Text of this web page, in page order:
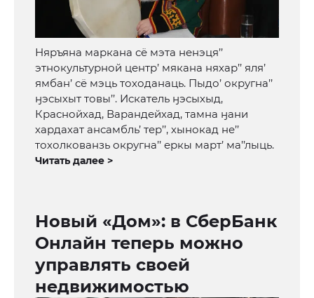
Няръяна маркана сё мэта ненэця’’
этнокультурной центр’ мякана няхар’’ яля’
ямбан’ сё мэць тоходанаць. Пыдо’ округна’’
ӈэсыхыт товы’’. Искатель ӈэсыхыд,
Краснойхад, Варандейхад, тамна ӈани
хардахат ансамбль’ тер’’, хынокад не’’
тохолкованзь округна’’ еркы март’ ма’’лыць.
Читать далее >
Новый «Дом»: в СберБанк
Онлайн теперь можно
управлять своей
недвижимостью